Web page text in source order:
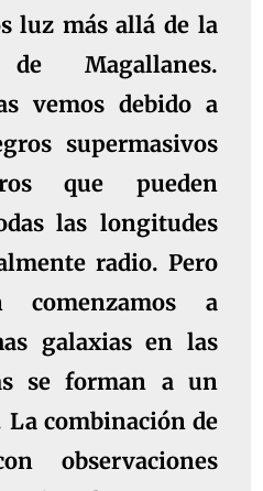
luz más allá de la
Magallanes.
vemos debido a
supermasivos
que pueden
las longitudes
radio. Pero
comenzamos a
galaxias en las
se forman a un
combinación de
observaciones